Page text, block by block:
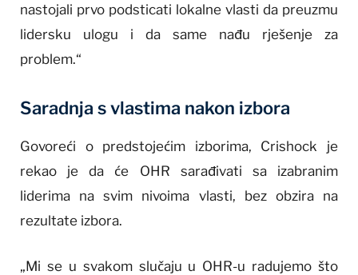
nastojali prvo podsticati lokalne vlasti da preuzmu
lidersku ulogu i da same nađu rješenje za
problem.“
Saradnja s vlastima nakon izbora
Govoreći o predstojećim izborima, Crishock je
rekao je da će OHR sarađivati sa izabranim
liderima na svim nivoima vlasti, bez obzira na
rezultate izbora.
„Mi se u svakom slučaju u OHR-u radujemo što